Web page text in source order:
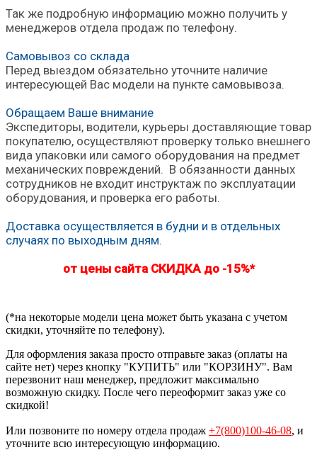
Так же подробную информацию можно получить у
менеджеров отдела продаж по телефону.
Самовывоз со склада
Перед выездом обязательно уточните наличие
интересующей Вас модели на пункте самовывоза.
Обращаем Ваше внимание
Экспедиторы, водители, курьеры доставляющие товар
покупателю, осуществляют проверку только внешнего
вида упаковки или самого оборудования на предмет
механических повреждений. В обязанности данных
сотрудников не входит инструктаж по эксплуатации
оборудования, и проверка его работы.
Доставка осуществляется в будни и в отдельных
случаях по выходным дням.
от цены сайта СКИДКА до -15%*
(*на некоторые модели цена может быть указана с учетом
скидки, уточняйте по телефону).
Для оформления заказа просто отправьте заказ (оплаты на
сайте нет) через кнопку "КУПИТЬ" или "КОРЗИНУ". Вам
перезвонит наш менеджер, предложит максимально
возможную скидку. После чего переоформит заказ уже со
скидкой!
Или позвоните по номеру отдела продаж +7(800)100-46-08, и
уточните всю интересующую информацию.